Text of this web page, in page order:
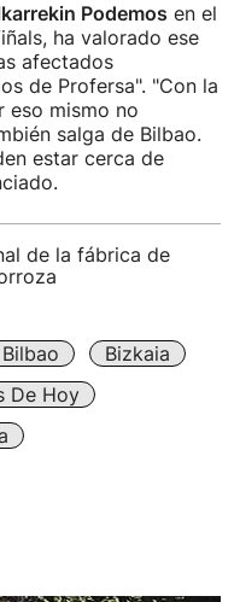
Podemos en el
ha valorado ese
afectados
de Profersa". "Con la
eso mismo no
salga de Bilbao.
estar cerca de
de la fábrica de
Bilbao
Bizkaia
De Hoy